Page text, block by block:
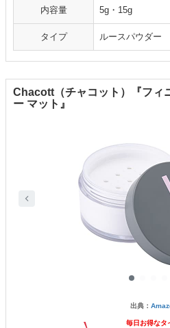
内容量 5g・15g
タイプ ルースパウダー
Chacott（チャコット）『フィ
ー マット』
出典：
毎日お得なタ